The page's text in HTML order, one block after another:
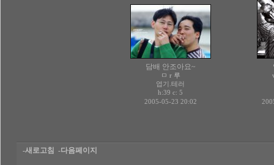
담배 안조아요~
ㅁ r 루
엽기.테러
h:39 c: 5
2005-05-23 20:02
-새로고침 -다음페이지